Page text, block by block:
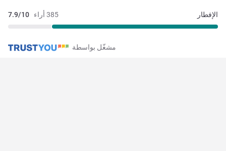
385 أراء 7.9/10 الإفطار
مشغّل بواسطة